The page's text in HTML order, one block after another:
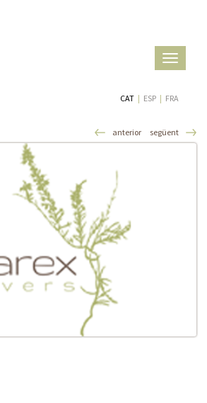
Toggle
CAT | ESP | FRA
anterior següent